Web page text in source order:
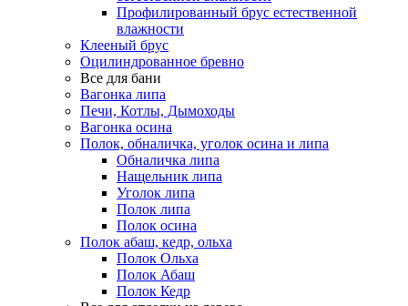
Профилированный брус естественной
влажности
Клееный брус
Оцилиндрованное бревно
Все для бани
Вагонка липа
Печи, Котлы, Дымоходы
Вагонка осина
Полок, обналичка, уголок осина и липа
Обналичка липа
Нащельник липа
Уголок липа
Полок липа
Полок осина
Полок абаш, кедр, ольха
Полок Ольха
Полок Абаш
Полок Кедр